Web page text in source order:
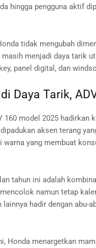
hingga pengguna aktif
tidak mengubah
menjadi daya tarik
panel digital, dan
Daya Tarik,
160 model 2025
aksen terang
warna yang membuat
tahun ini adalah
namun tetap
lainnya hadir dengan abu-
Honda menargetkan